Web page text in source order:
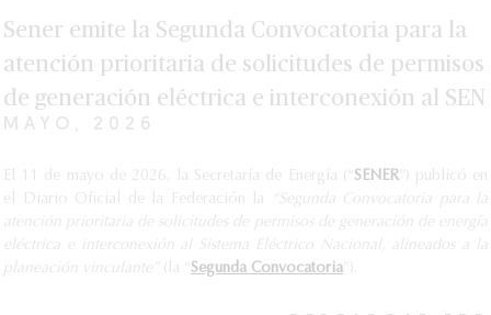
Sener emite la Segunda Convocatoria para la
atención prioritaria de solicitudes de permisos
de generación eléctrica e interconexión al SEN
MAYO, 2026
El 11 de mayo de 2026, la Secretaría de Energía (“ SENER”) publicó en
el Diario Oficial de la Federación la “Segunda Convocatoria para la
atención prioritaria de solicitudes de permisos de generación de energía
eléctrica e interconexión al Sistema Eléctrico Nacional, alineados a la
planeación vinculante”
(la “ Segunda Convocatoria ”).